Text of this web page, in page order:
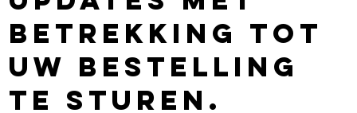
betrekking tot
uw bestelling
te sturen.